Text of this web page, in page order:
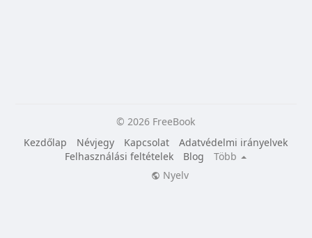
© 2026 FreeBook
Kezdőlap
Névjegy Kapcsolat
Adatvédelmi irányelvek
Felhasználási feltételek
Blog
Több
Nyelv